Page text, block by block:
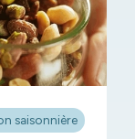
saisonnière